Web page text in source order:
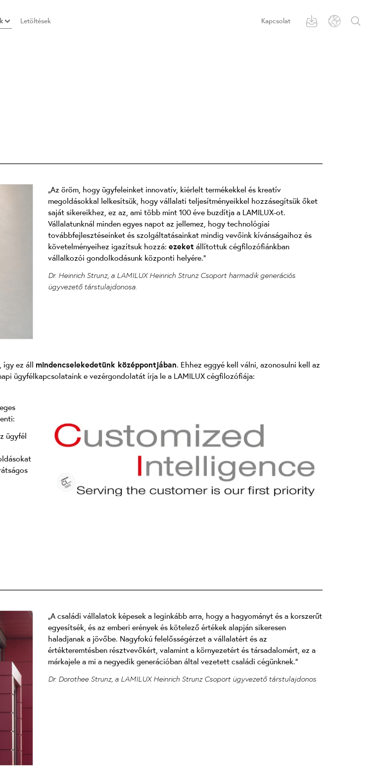
Letöltések Kapcsolat
„Az öröm, hogy ügyfeleinket innovatív, kiérlelt termékekkel és kreatív
megoldásokkal lelkesítsük, hogy vállalati teljesítményeikkel hozzásegítsük őket
saját sikereikhez, ez az, ami több mint 100 éve buzdítja a LAMILUX-ot.
Vállalatunknál minden egyes napot az jellemez, hogy technológiai
továbbfejlesztéseinket és szolgáltatásainkat mindig vevőink kívánságaihoz és
követelményeihez igazítsuk hozzá: ezeket állítottuk cégfilozófiánkban
vállalkozói gondolkodásunk központi helyére."
Dr. Heinrich Strunz, a LAMILUX Heinrich Strunz Csoport harmadik generációs
ügyvezető társtulajdonosa.
így ez áll mindencselekedetünk középpontjában. Ehhez eggyé kell válni, azonosulni kell az
ügyfélkapcsolataink e vezérgondolatát írja le a LAMILUX cégfilozófiája:
ügyfél
„A családi vállalatok képesek a leginkább arra, hogy a hagyományt és a korszerűt
egyesítsék, és az emberi erények és kötelező értékek alapján sikeresen
haladjanak a jövőbe. Nagyfokú felelősségérzet a vállalatért és az
értékteremtésben résztvevőkért, valamint a környezetért és társadalomért, ez a
márkajele a mi a negyedik generációban által vezetett családi cégünknek."
Dr. Dorothee Strunz, a LAMILUX Heinrich Strunz Csoport ügyvezető társtulajdonos